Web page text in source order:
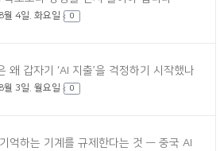
4일. 화요일 0
왜 갑자기 ‘AI 지출’을 걱정하기 시작했나
3일. 월요일 0
억하는 기계를 규제한다는 것 — 중국 AI